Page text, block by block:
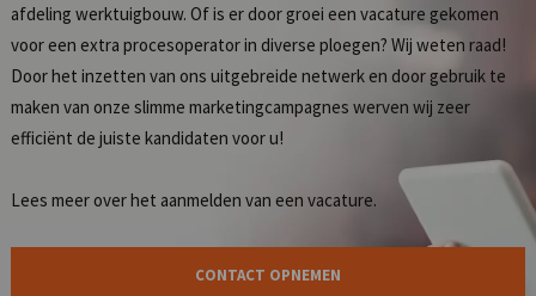
afdeling werktuigbouw. Of is er door groei een vacature gekomen
voor een extra procesoperator in diverse ploegen? Wij weten raad!
Door het inzetten van ons uitgebreide netwerk en door gebruik te
maken van onze slimme marketingcampagnes werven wij zeer
efficiënt de juiste kandidaten voor u!
Lees meer over het aanmelden van een vacature.
CONTACT OPNEMEN